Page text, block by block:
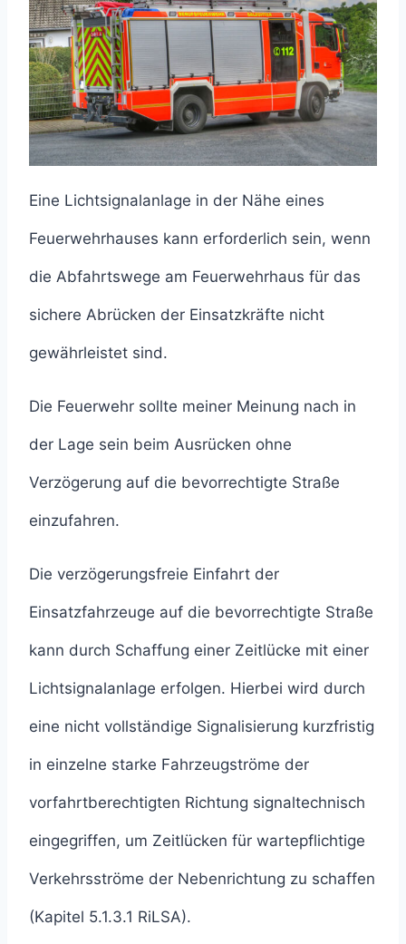
Eine Lichtsignalanlage in der Nähe eines
Feuerwehrhauses kann erforderlich sein, wenn
die Abfahrtswege am Feuerwehrhaus für das
sichere Abrücken der Einsatzkräfte nicht
gewährleistet sind.
Die Feuerwehr sollte meiner Meinung nach in
der Lage sein beim Ausrücken ohne
Verzögerung auf die bevorrechtigte Straße
einzufahren.
Die verzögerungsfreie Einfahrt der
Einsatzfahrzeuge auf die bevorrechtigte Straße
kann durch Schaffung einer Zeitlücke mit einer
Lichtsignalanlage erfolgen. Hierbei wird durch
eine nicht vollständige Signalisierung kurzfristig
in einzelne starke Fahrzeugströme der
vorfahrtberechtigten Richtung signaltechnisch
eingegriffen, um Zeitlücken für wartepflichtige
Verkehrsströme der Nebenrichtung zu schaffen
(Kapitel 5.1.3.1 RiLSA).